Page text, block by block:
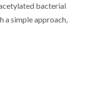
bacterial
a simple approach,